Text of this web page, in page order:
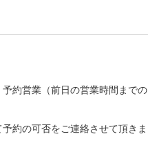
約営業（前日の営業時間までの
約の可否をご連絡させて頂きま